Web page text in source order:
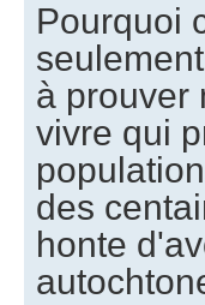
Pourquoi
à prouver
vivre qui
des
honte